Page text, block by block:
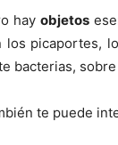
hay objetos
los picaportes,
bacterias,
te puede